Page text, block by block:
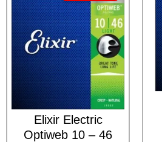
Elixir Electric
Optiweb 10 – 46